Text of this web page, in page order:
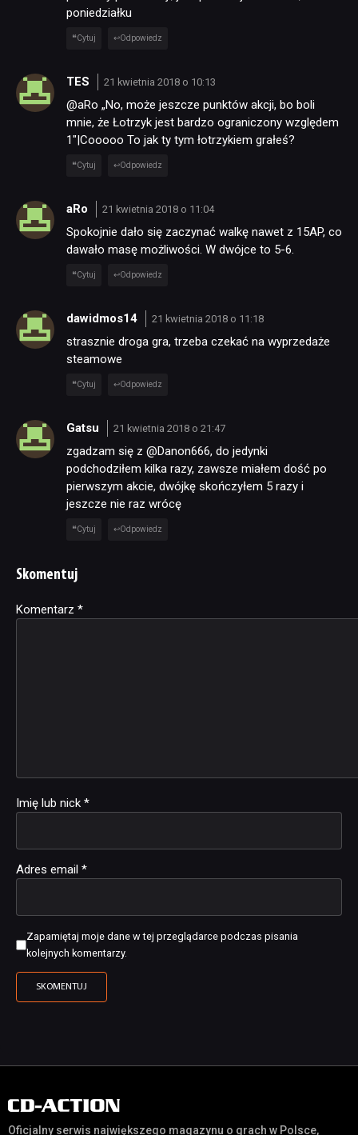
poniedziałku
Cytuj Odpowiedz
TES 21 kwietnia 2018 o 10:13
@aRo „No, może jeszcze punktów akcji, bo boli
mnie, że Łotrzyk jest bardzo ograniczony względem
1″|Cooooo To jak ty tym łotrzykiem grałeś?
Cytuj Odpowiedz
aRo 21 kwietnia 2018 o 11:04
Spokojnie dało się zaczynać walkę nawet z 15AP, co
dawało masę możliwości. W dwójce to 5-6.
Cytuj Odpowiedz
dawidmos14 21 kwietnia 2018 o 11:18
strasznie droga gra, trzeba czekać na wyprzedaże
steamowe
Cytuj Odpowiedz
Gatsu 21 kwietnia 2018 o 21:47
zgadzam się z @Danon666, do jedynki
podchodziłem kilka razy, zawsze miałem dość po
pierwszym akcie, dwójkę skończyłem 5 razy i
jeszcze nie raz wrócę
Cytuj Odpowiedz
Skomentuj
Komentarz *
Imię lub nick *
Adres email *
Zapamiętaj moje dane w tej przeglądarce podczas pisania
kolejnych komentarzy.
Alternative:
Oficjalny serwis największego magazynu o grach w Polsce,